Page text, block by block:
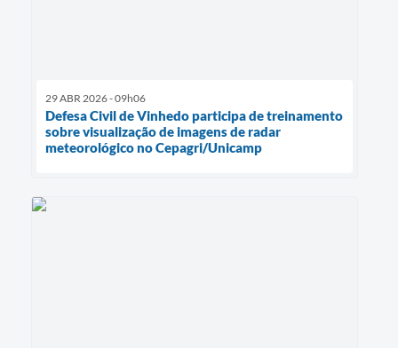
29 ABR 2026 - 09h06
Defesa Civil de Vinhedo participa de treinamento
sobre visualização de imagens de radar
meteorológico no Cepagri/Unicamp